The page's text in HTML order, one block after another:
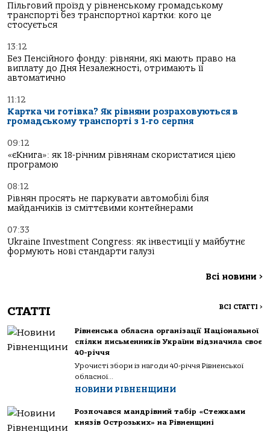
Пільговий проїзд у рівненському громадському
транспорті без транспортної картки: кого це
стосується
13:12
Без Пенсійного фонду: рівняни, які мають право на
виплату до Дня Незалежності, отримають її
автоматично
11:12
Картка чи готівка? Як рівняни розраховуються в
громадському транспорті з 1-го серпня
09:12
«єКнига»: як 18-річним рівнянам скористатися цією
програмою
08:12
Рівнян просять не паркувати автомобілі біля
майданчиків із сміттєвими контейнерами
07:33
Ukraine Investment Congress: як інвестиції у майбутнє
формують нові стандарти галузі
Всі новини >
СТАТТІ ВСІ СТАТТІ >
Рівненська обласна організації Національної
спілки письменників України відзначила своє
40-річчя
Урочисті збори із нагоди 40-річчя Рівненської
обласної...
НОВИНИ РІВНЕНЩИНИ
Розпочався мандрівний табір «Стежками
князів Острозьких» на Рівненщині